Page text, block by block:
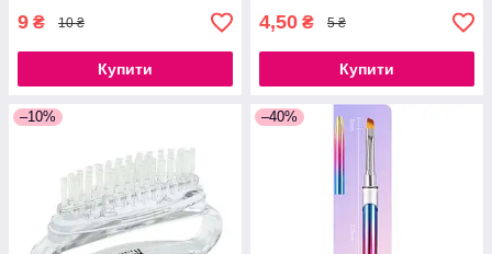
9 ₴ 10 ₴
Купити
4,50 ₴ 5 ₴
Купити
–10% –40%